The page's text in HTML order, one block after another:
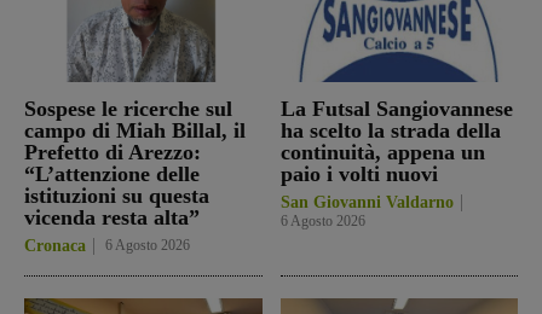
Sospese le ricerche sul
campo di Miah Billal, il
Prefetto di Arezzo:
“L’attenzione delle
istituzioni su questa
vicenda resta alta”
Cronaca 6 Agosto 2026
La Futsal Sangiovannese
ha scelto la strada della
continuità, appena un
paio i volti nuovi
San Giovanni Valdarno
6 Agosto 2026